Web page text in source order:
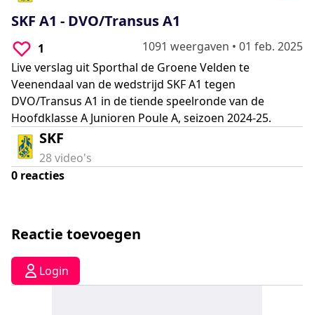
seconds
SKF A1 - DVO/Transus A1
1 1091 weergaven • 01 feb. 2025
Live verslag uit Sporthal de Groene Velden te
Veenendaal van de wedstrijd SKF A1 tegen
DVO/Transus A1 in de tiende speelronde van de
Hoofdklasse A Junioren Poule A, seizoen 2024-25.
SKF
28video's
0 reacties
Reactie toevoegen
Login